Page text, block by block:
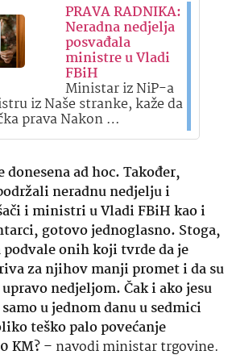
PRAVA RADNIKA:
Neradna nedjelja
posvađala
ministre u Vladi
FBiH
Ministar iz NiP-a
iz Naše stranke, kaže da
prava Nakon …
ad hoc. Također,
neradnu nedjelju i
i ministri u Vladi FBiH kao i
gotovo jednoglasno. Stoga,
onih koji tvrde da je
za njihov manji promet i da su
nedjeljom. Čak i ako jesu
u jednom danu u sedmici
teško palo povećanje
KM?– navodi ministar trgovine.